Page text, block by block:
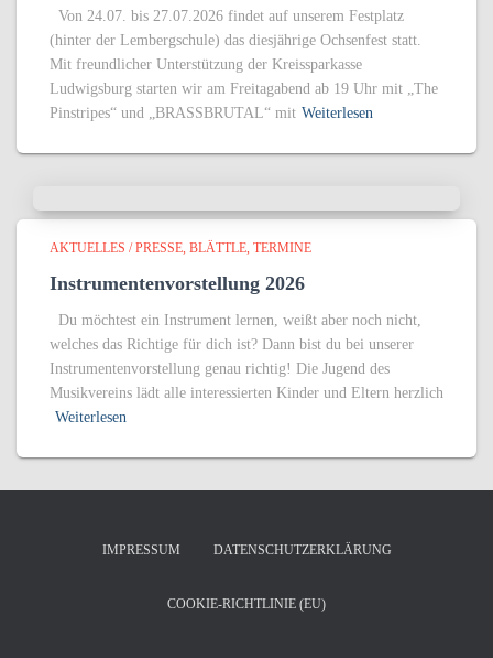
Von 24.07. bis 27.07.2026 findet auf unserem Festplatz
(hinter der Lembergschule) das diesjährige Ochsenfest statt.
Mit freundlicher Unterstützung der Kreissparkasse
Ludwigsburg starten wir am Freitagabend ab 19 Uhr mit „The
Pinstripes“ und „BRASSBRUTAL“ mit Weiterlesen
AKTUELLES / PRESSE BLÄTTLE TERMINE
Instrumentenvorstellung 2026
Du möchtest ein Instrument lernen, weißt aber noch nicht,
welches das Richtige für dich ist? Dann bist du bei unserer
Instrumentenvorstellung genau richtig! Die Jugend des
Musikvereins lädt alle interessierten Kinder und Eltern herzlich
Weiterlesen
IMPRESSUM DATENSCHUTZERKLÄRUNG
COOKIE-RICHTLINIE (EU)